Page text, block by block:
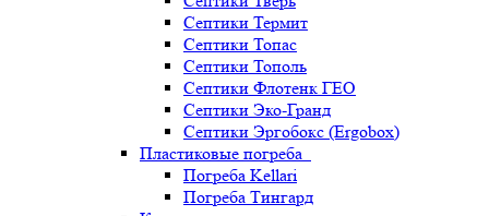
Септики Термит
Септики Топас
Септики Тополь
Септики Флотенк ГЕО
Септики Эко-Гранд
Септики Эргобокс (Ergobox)
Пластиковые погреба
Погреба Kellari
Погреба Тингард